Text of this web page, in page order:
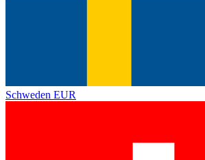
Schweden EUR